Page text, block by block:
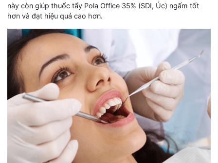
này còn giúp thuốc tẩy Pola Office 35% (SDI, Úc) ngấm tốt
hơn và đạt hiệu quả cao hơn.